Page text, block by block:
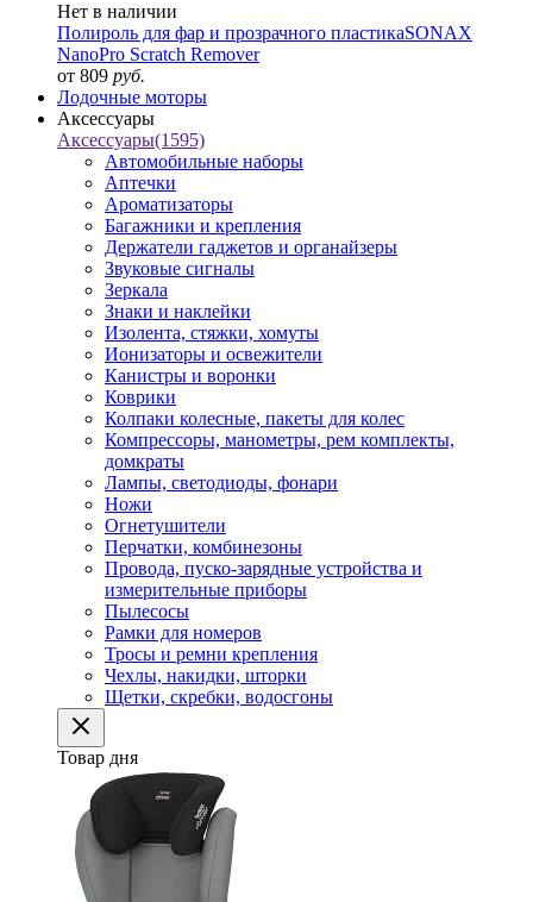
Нет в наличии
Полироль для фар и прозрачного пластикаSONAX
NanoPro Scratch Remover
от 809 руб.
Лодочные моторы
Аксессуары
Аксессуары(1595)
Автомобильные наборы
Аптечки
Ароматизаторы
Багажники и крепления
Держатели гаджетов и органайзеры
Звуковые сигналы
Зеркала
Знаки и наклейки
Изолента, стяжки, хомуты
Ионизаторы и освежители
Канистры и воронки
Коврики
Колпаки колесные, пакеты для колес
Компрессоры, манометры, рем комплекты,
домкраты
Лампы, светодиоды, фонари
Ножи
Огнетушители
Перчатки, комбинезоны
Провода, пуско-зарядные устройства и
измерительные приборы
Пылесосы
Рамки для номеров
Тросы и ремни крепления
Чехлы, накидки, шторки
Щетки, скребки, водосгоны
Товар дня